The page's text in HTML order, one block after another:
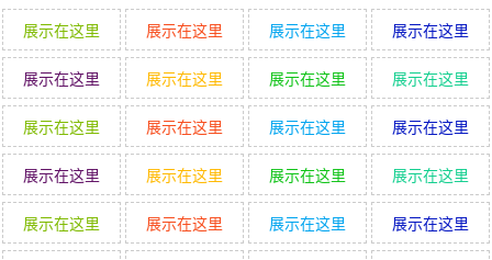
展示在这里 展示在这里 展示在这里 展示在这里
展示在这里 展示在这里 展示在这里 展示在这里
展示在这里 展示在这里 展示在这里 展示在这里
展示在这里 展示在这里 展示在这里 展示在这里
展示在这里 展示在这里 展示在这里 展示在这里